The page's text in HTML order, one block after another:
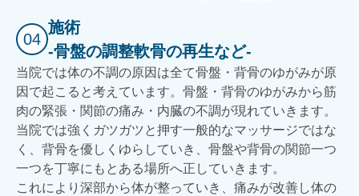
04
施術
-骨盤の調整軟骨の再生など-
当院では体の不調の原因は全て骨盤・背骨のゆがみが原
因で起こると考えています。骨盤・背骨のゆがみから筋
肉の緊張・関節の痛み・内臓の不調が現れていきます。
当院では強くガツガツと押す一般的なマッサージではな
く、背骨を優しくゆらしていき、骨盤や背骨の関節一つ
一つを丁寧にもとある場所へ正していきます。
これにより深部から体が整っていき、痛みが改善し体の